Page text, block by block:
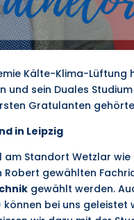
Kälte-Klima-
und sein Duales
Gratulanten
in Leipzig
Standort Wetzlar wie
Robert gewählten
gewählt werden.
können bei uns geleistet